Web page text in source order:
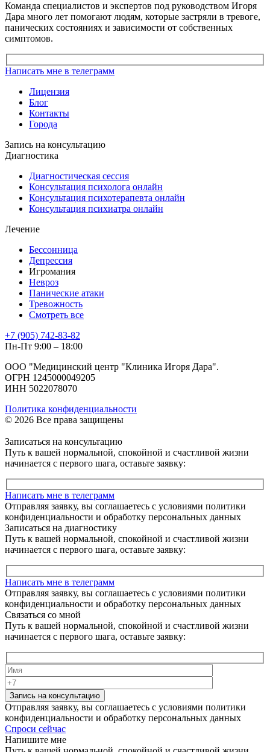
Команда специалистов и экспертов под руководством Игоря
Дара много лет помогают людям, которые застряли в тревоге,
панических состояниях и зависимости от собственных
симптомов.
Написать мне в телеграмм
Лицензия
Блог
Контакты
Города
Запись на консультацию
Диагностика
Диагностическая сессия
Консультация психолога онлайн
Консультация психотерапевта онлайн
Консультация психиатра онлайн
Лечение
Бессонница
Депрессия
Игромания
Невроз
Панические атаки
Тревожность
Смотреть все
+7 (905) 742-83-82
Пн-Пт 9:00 – 18:00
ООО "Медицинский центр "Клиника Игоря Дара".
ОГРН 1245000049205
ИНН 5022078070
Политика конфиденциальности
© 2026 Все права защищены
Записаться на консультацию
Путь к вашей нормальной, спокойной и счастливой жизни
начинается с первого шага, оставьте заявку:
Написать мне в телеграмм
Отправляя заявку, вы соглашаетесь с условиями политики
конфиденциальности и обработку персональных данных
Записаться на диагностику
Путь к вашей нормальной, спокойной и счастливой жизни
начинается с первого шага, оставьте заявку:
Написать мне в телеграмм
Отправляя заявку, вы соглашаетесь с условиями политики
конфиденциальности и обработку персональных данных
Связаться со мной
Путь к вашей нормальной, спокойной и счастливой жизни
начинается с первого шага, оставьте заявку:
Запись на консультацию
Отправляя заявку, вы соглашаетесь с условиями политики
конфиденциальности и обработку персональных данных
Спроси сейчас
Напишите мне